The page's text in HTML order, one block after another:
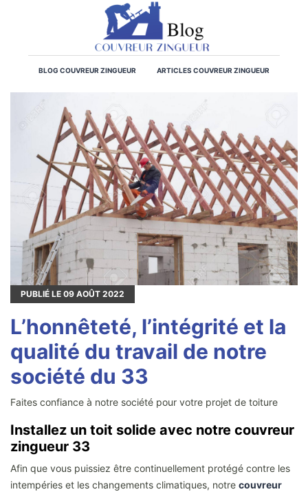
BLOG COUVREUR ZINGUEUR ARTICLES COUVREUR ZINGUEUR
PUBLIÉ LE 09 AOÛT 2022
L’honnêteté, l’intégrité et la
qualité du travail de notre
société du 33
Faites confiance à notre société pour votre projet de toiture
Installez un toit solide avec notre couvreur
zingueur 33
Afin que vous puissiez être continuellement protégé contre les
intempéries et les changements climatiques, notre couvreur